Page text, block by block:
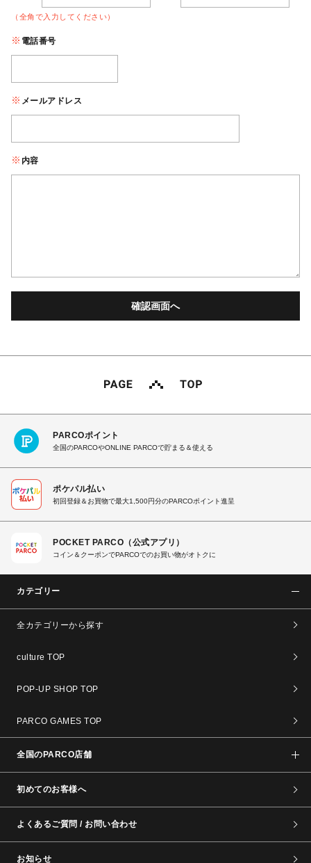
（全角で入力してください）
電話番号
メールアドレス
内容
PARCOポイント
全国のPARCOやONLINE PARCOで貯まる＆使える
ポケパル払い
初回登録＆お買物で最大1,500円分のPARCOポイント進呈
POCKET PARCO（公式アプリ）
コイン＆クーポンでPARCOでのお買い物がオトクに
カテゴリー
全カテゴリーから探す
culture TOP
POP-UP SHOP TOP
PARCO GAMES TOP
全国のPARCO店舗
初めてのお客様へ
よくあるご質問 / お問い合わせ
お知らせ